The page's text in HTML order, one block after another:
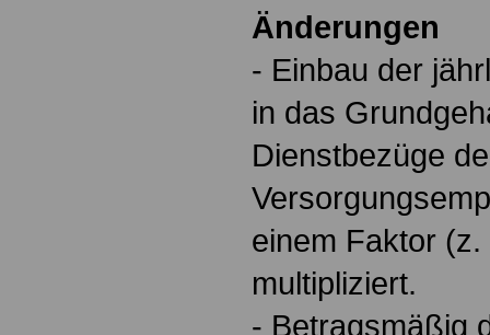
Änderungen
- Einbau der
in das
Dienstbezüge
einem Faktor
multipliziert.
- Betragsmäßig